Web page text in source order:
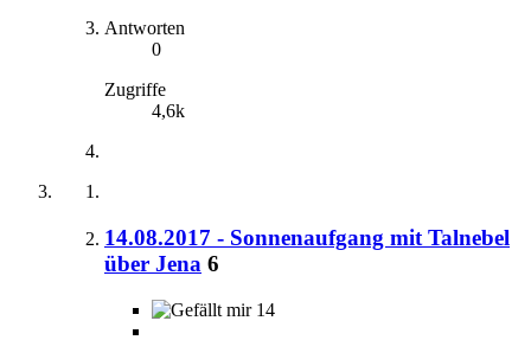
Antworten
0
Zugriffe
4,6k
14.08.2017 - Sonnenaufgang mit Talnebel
über Jena 6
14